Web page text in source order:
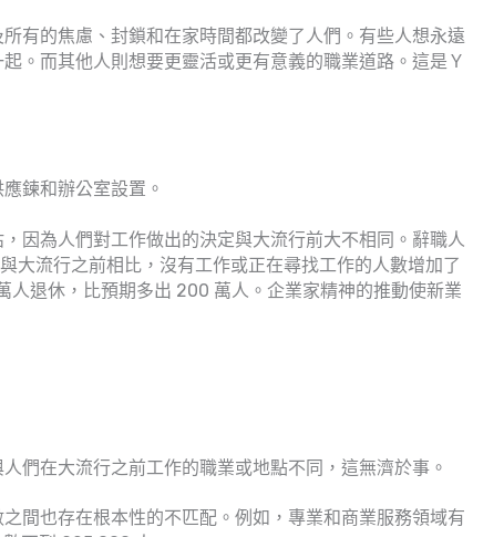
有的焦慮、封鎖和在家時間都改變了人們。有些人想永遠
。而其他人則想要更靈活或更有意義的職業道路。這是Ｙ
鍊和辦公室設置。
因為人們對工作做出的決定與大流行前大不相同。辭職人
與大流行之前相比，沒有工作或正在尋找工作的人數增加了
退休，比預期多出 200 萬人。企業家精神的推動使新業
們在大流行之前工作的職業或地點不同，這無濟於事。
間也存在根本性的不匹配。例如，專業和商業服務領域有